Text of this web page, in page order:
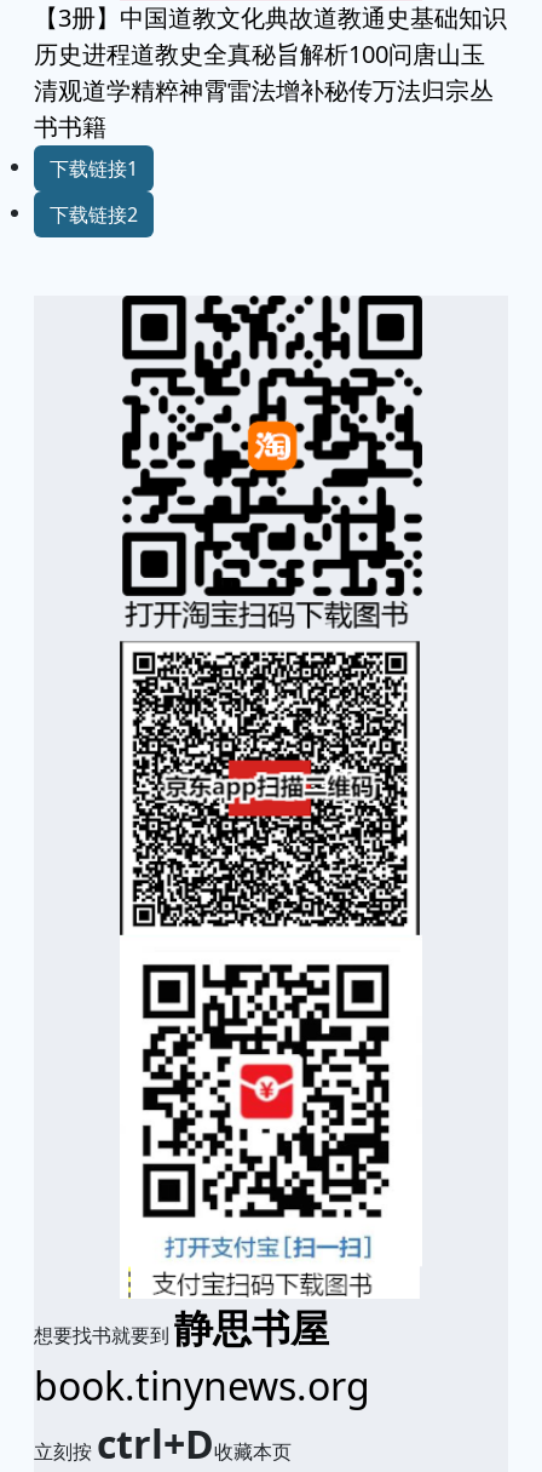
【3册】中国道教文化典故道教通史基础知识
历史进程道教史全真秘旨解析100问唐山玉
清观道学精粹神霄雷法增补秘传万法归宗丛
书书籍
下载链接1
下载链接2
想要找书就要到 静思书屋
book.tinynews.org
立刻按 ctrl+D收藏本页